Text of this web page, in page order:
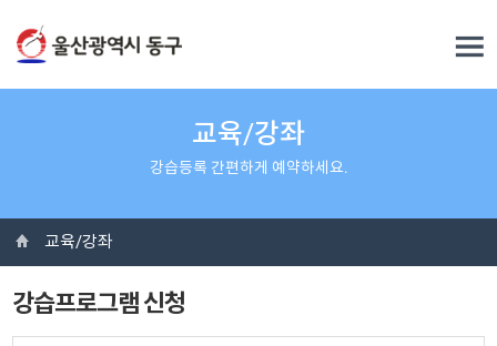
교육/강좌
강습등록 간편하게 예약하세요.
교육/강좌
강습프로그램 신청